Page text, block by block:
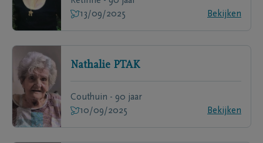
13/09/2025
Bekijken
Nathalie PTAK
Couthuin - 90 jaar
10/09/2025
Bekijken